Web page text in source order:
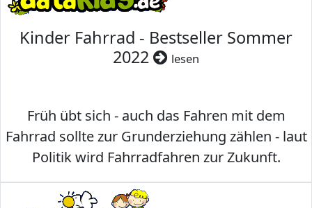
Kinder Fahrrad - Bestseller Sommer
2022
lesen
Früh übt sich - auch das Fahren mit dem
Fahrrad sollte zur Grunderziehung zählen - laut
Politik wird Fahrradfahren zur Zukunft.